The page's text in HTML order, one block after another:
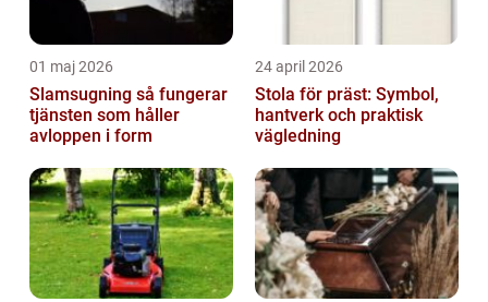
01 maj 2026
Slamsugning så fungerar
tjänsten som håller
avloppen i form
24 april 2026
Stola för präst: Symbol,
hantverk och praktisk
vägledning